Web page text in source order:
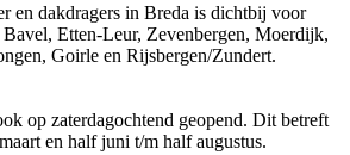
en dakdragers in Breda is dichtbij voor
Bavel, Etten-Leur, Zevenbergen, Moerdijk,
Goirle en Rijsbergen/Zundert.
op zaterdagochtend geopend. Dit betreft
en half juni t/m half augustus.